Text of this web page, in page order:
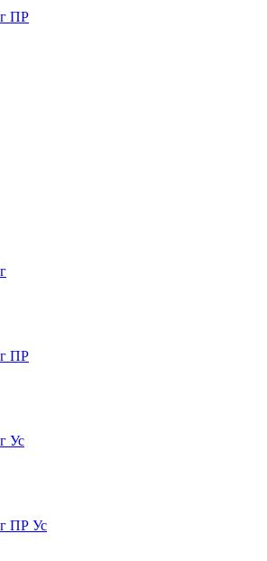
ПР
ПР
Ус
ПР Ус